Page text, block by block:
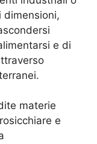
dimensioni,
e di
materie
e